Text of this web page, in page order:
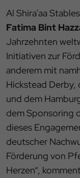
Al Shira’aa
Fatima Bint
Jahrzehnten
Initiativen zur
anderem mit
Hickstead Derby,
und dem
dem Sponsoring
dieses
deutscher
Förderung von
Herzen“,